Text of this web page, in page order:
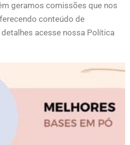
geramos comissões que nos
conteúdo de
acesse nossa Política